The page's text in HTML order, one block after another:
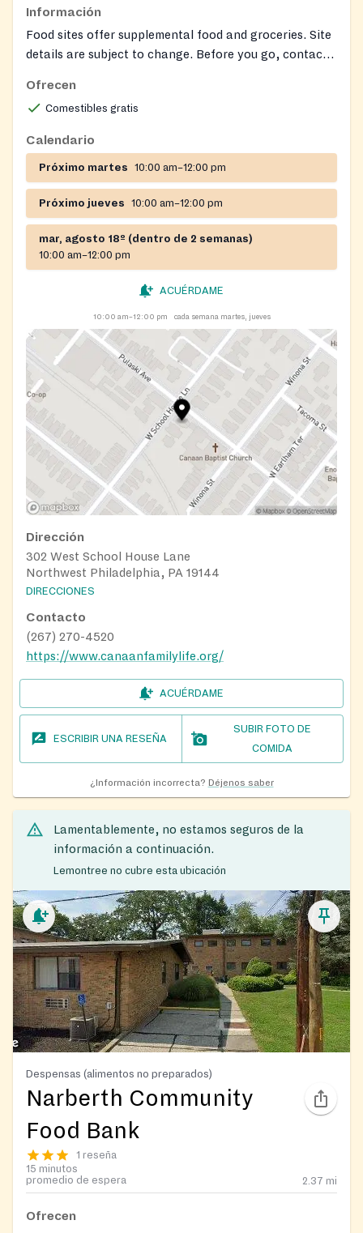
Información
Food sites offer supplemental food and groceries. Site
details are subject to change. Before you go, contact
Ofrecen
Comestibles gratis
Calendario
Próximo martes 10:00 am–12:00 pm
Próximo jueves 10:00 am–12:00 pm
mar, agosto 18º (dentro de 2 semanas)
10:00 am–12:00 pm
ACUÉRDAME
10:00 am–12:00 pm cada semana martes, jueves
Dirección
302 West School House Lane
Northwest Philadelphia, PA 19144
DIRECCIONES
Contacto
(267) 270-4520
https://www.canaanfamilylife.org/
ACUÉRDAME
ESCRIBIR UNA RESEÑA
SUBIR FOTO DE
COMIDA
¿Información incorrecta? Déjenos saber
Lamentablemente, no estamos seguros de la
información a continuación.
Lemontree no cubre esta ubicación
Despensas (alimentos no preparados)
Narberth Community
Food Bank
1 reseña
15 minutos
promedio de espera
2.37 mi
Ofrecen